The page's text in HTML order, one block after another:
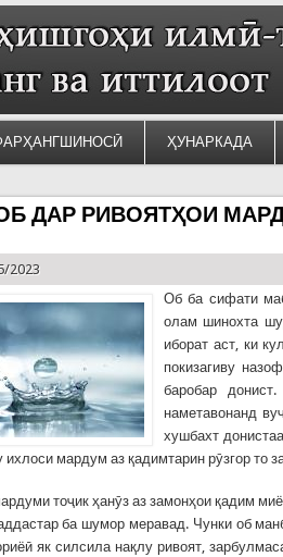
ҲУНАРКАДА
ДАР РИВОЯТҲОИ
2023
Об ба сифати
олам шинохта
иборат аст, ки
покизагиву
баробар
наметавонанд
хушбахт
ихлоси мардум аз қадимтарин рӯзгор то
тоҷик ҳанӯз аз замонҳои қадим
ба шумор меравад. Чунки об
як силсила нақлу ривоят,